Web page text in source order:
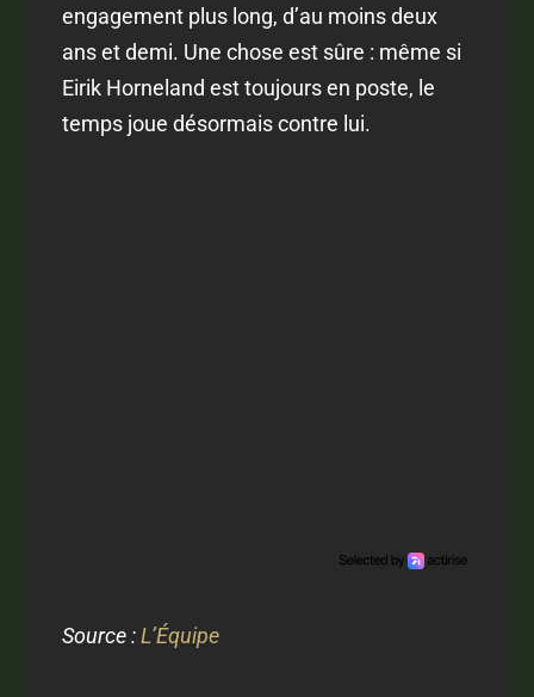
engagement plus long, d’au moins deux
ans et demi. Une chose est sûre : même si
Eirik Horneland est toujours en poste, le
temps joue désormais contre lui.
Source :L’Équipe